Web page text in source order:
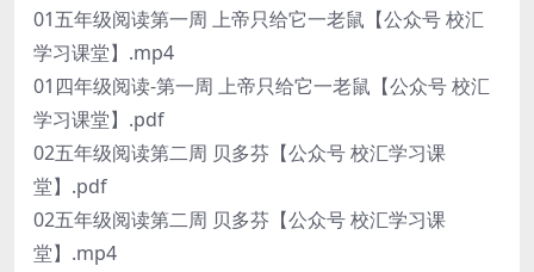
01五年级阅读第一周 上帝只给它一老鼠【公众号 校汇
学习课堂】.mp4
01四年级阅读-第一周 上帝只给它一老鼠【公众号 校汇
学习课堂】.pdf
02五年级阅读第二周 贝多芬【公众号 校汇学习课
堂】.pdf
02五年级阅读第二周 贝多芬【公众号 校汇学习课
堂】.mp4